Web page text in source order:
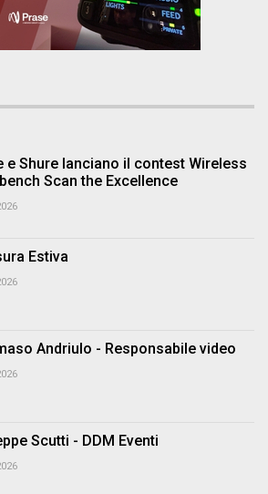
e Shure lanciano il contest Wireless
Scan the Excellence
Estiva
Andriulo - Responsabile video
Scutti - DDM Eventi